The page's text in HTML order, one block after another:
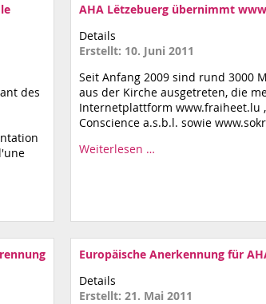
des
AHA Lëtzebuerg übernimmt
Details
Erstellt: 10. Juni 2011
Seit Anfang 2009 sind rund 3000
aus der Kirche ausgetreten, die
Internetplattform www.fraiheet.lu
Conscience a.s.b.l. sowie
Weiterlesen …
Europäische Anerkennung für
Details
Erstellt: 21. Mai 2011